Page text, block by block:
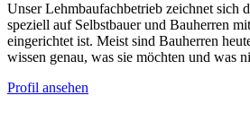
Unser Lehmbaufachbetrieb zeichnet sich
speziell auf Selbstbauer und Bauherren
eingerichtet ist. Meist sind Bauherren
wissen genau, was sie möchten und was
Profil ansehen